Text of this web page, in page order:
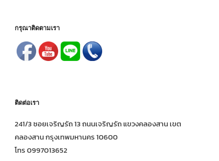
กรุณาติดตามเรา
ติดต่อเรา
241/3 ซอยเจริญรัถ 13 ถนนเจริญรัถ แขวงคลองสาน เขต
คลองสาน กรุงเทพมหานคร 10600
โทร 0997013652